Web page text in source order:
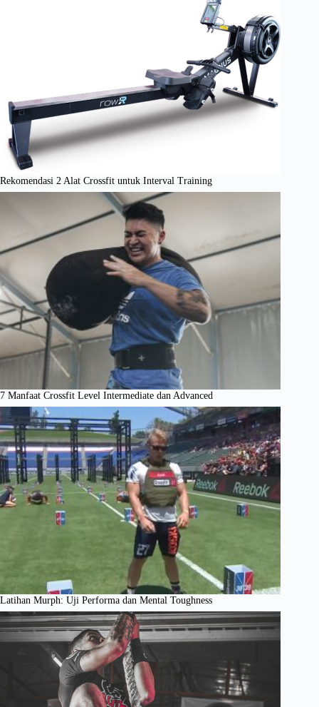
Rekomendasi 2 Alat Crossfit untuk Interval Training
7 Manfaat Crossfit Level Intermediate dan Advanced
Latihan Murph: Uji Performa dan Mental Toughness